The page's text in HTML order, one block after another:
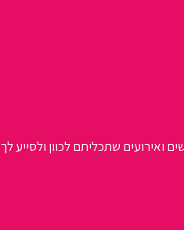
שתכליתם לכוון ולסייע לך